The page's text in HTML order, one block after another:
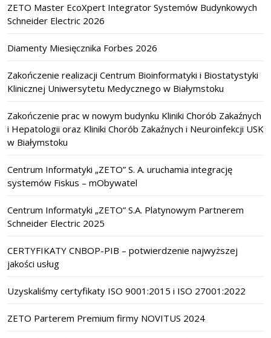
ZETO Master EcoXpert Integrator Systemów Budynkowych
Schneider Electric 2026
Diamenty Miesięcznika Forbes 2026
Zakończenie realizacji Centrum Bioinformatyki i Biostatystyki
Klinicznej Uniwersytetu Medycznego w Białymstoku
Zakończenie prac w nowym budynku Kliniki Chorób Zakaźnych
i Hepatologii oraz Kliniki Chorób Zakaźnych i Neuroinfekcji USK
w Białymstoku
Centrum Informatyki „ZETO” S. A. uruchamia integrację
systemów Fiskus – mObywatel
Centrum Informatyki „ZETO” S.A. Platynowym Partnerem
Schneider Electric 2025
CERTYFIKATY CNBOP-PIB – potwierdzenie najwyższej
jakości usług
Uzyskaliśmy certyfikaty ISO 9001:2015 i ISO 27001:2022
ZETO Parterem Premium firmy NOVITUS 2024